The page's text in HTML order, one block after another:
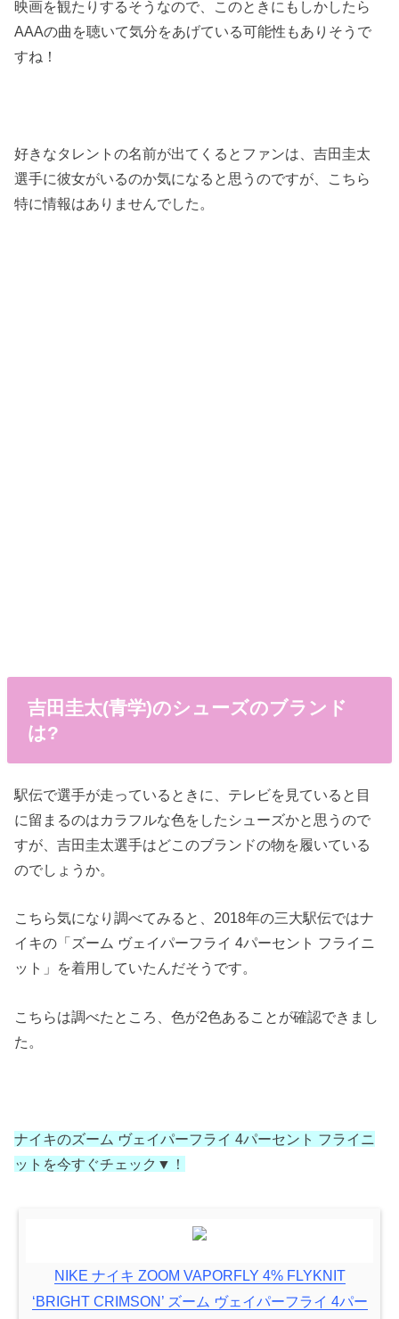
映画を観たりするそうなので、このときにもしかしたら
AAAの曲を聴いて気分をあげている可能性もありそうで
すね！
好きなタレントの名前が出てくるとファンは、吉田圭太
選手に彼女がいるのか気になると思うのですが、こちら
特に情報はありませんでした。
吉田圭太(青学)のシューズのブランド
は?
駅伝で選手が走っているときに、テレビを見ていると目
に留まるのはカラフルな色をしたシューズかと思うので
すが、吉田圭太選手はどこのブランドの物を履いている
のでしょうか。
こちら気になり調べてみると、2018年の三大駅伝ではナ
イキの「ズーム ヴェイパーフライ 4パーセント フライニ
ット」を着用していたんだそうです。
こちらは調べたところ、色が2色あることが確認できまし
た。
ナイキのズーム ヴェイパーフライ 4パーセント フライニ
ットを今すぐチェック▼！
NIKE ナイキ ZOOM VAPORFLY 4% FLYKNIT
‘BRIGHT CRIMSON’ ズーム ヴェイパーフライ 4パー